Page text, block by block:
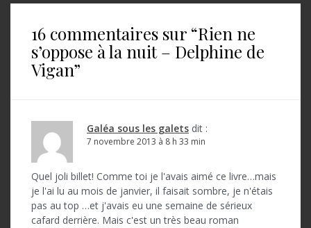
16 commentaires sur “Rien ne
s’oppose à la nuit – Delphine de
Vigan”
Galéa sous les galets dit :
7 novembre 2013 à 8 h 33 min
Quel joli billet! Comme toi je l'avais aimé ce livre…mais
je l'ai lu au mois de janvier, il faisait sombre, je n'étais
pas au top …et j'avais eu une semaine de sérieux
cafard derrière. Mais c'est un très beau roman